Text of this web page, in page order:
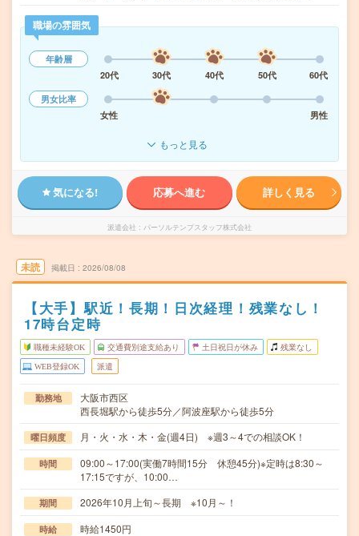
職場の雰囲気
年齢層
20代
30代 40代 50代
60代
男女比率
女性
男性
もっと見る
気になる! 応募へ進む 詳しく見る
派遣会社 パーソルテンプスタッフ株式会社
未読 掲載日 2026/08/08
【大手】駅近！長期！日次経理！残業なし！
17時台定時
職種未経験OK 交通費別途支給あり 土日祝日が休み 残業なし
WEB登録OK 派遣
勤務地
大阪市西区
西長堀駅から徒歩5分／阿波座駅から徒歩5分
曜日頻度 月・火・水・木・金(週4日) ※週3～4での相談OK！
時間
09:00～17:00(実働7時間15分 休憩45分)※定時は8:30～
17:15ですが、10:00…
期間 2026年10月上旬～長期 ※10月～！
時給 時給1450円